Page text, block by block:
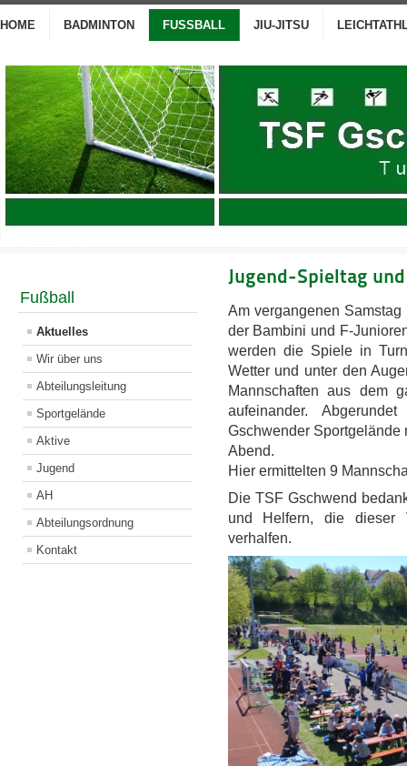
HOME BADMINTON FUSSBALL JIU-JITSU
Fußball
Aktuelles
Wir über uns
Abteilungsleitung
Sportgelände
Aktive
Jugend
AH
Abteilungsordnung
Kontakt
Jugend-Spieltag
Am vergangenen
der Bambini und F-
werden die Spiele in
Wetter und unter den
Mannschaften aus dem
aufeinander.
Gschwender Sportgelände
Abend.
Hier ermittelten 9
Die TSF Gschwend
und Helfern, die dieser
verhalfen.